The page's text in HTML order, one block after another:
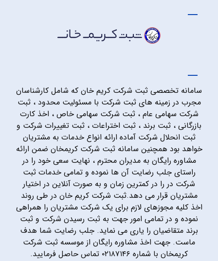
سامانه تخصصی ثبت شرکت کریم خان که شامل کارشناسان
مجرب در زمینه های ثبت شرکت با مسئولیت محدود ، ثبت
شرکت سهامی عام ، ثبت شرکت سهامی خاص ، اخذ کارت
بازرگانی ، ثبت برند ، ثبت اختراعات ، ثبت تغییرات شرکت و
ثبت انحلال شرکت آماده ارائه انواع خدمات به مشتریان
خواهد بود همچنین سامانه ثبت شرکت کریمخان ضمن ارائه
مشاوره رایگان به مدیران محترم ، نهایت سعی خود را در
راستای جلب رضایت آن ها نموده و تمامی خدمات ثبت
شرکت در را در کمترین زمان و به صورت آنلاین در اختیار
مشتریان قرار می دهد.ثبت شرکت کریم خان در طی روند
اخذ کلیه مجوزهای لازم برای یک شرکت مشتریان را همراهی
نموده و در تمامی امور جهت به ثبت رسیدن شرکت و ثبت
برند متقاضیان را یاری می نماید. جلب رضایت شما هدف
ماست. جهت اخذ مشاوره رایگان از موسسه ثبت شرکت
کریمخان با شماره ۰۲۱۸۷۱۴۶ تماس حاصل فرمایید.